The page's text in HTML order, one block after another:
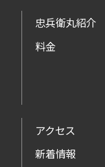
忠兵衛丸紹介
料金
アクセス
新着情報